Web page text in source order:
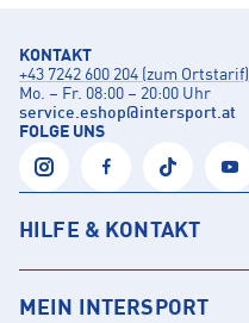
KONTAKT
+43 7242 600 204 (zum Ortstarif)
Mo. – Fr. 08:00 – 20:00 Uhr
service.eshop@intersport.at
FOLGE UNS
HILFE & KONTAKT
MEIN INTERSPORT